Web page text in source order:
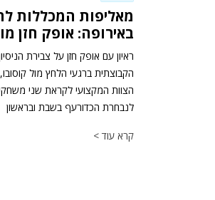
מאליפות המכללות
באירופה: אופק חזן
ראיון עם אופק חזן על צבירת
הקבוצתית ברגעי הלחץ מול
הצוות המקצועי לקראת שני
לנבחרת הכדורעף בשבת ובראשון
קרא עוד >